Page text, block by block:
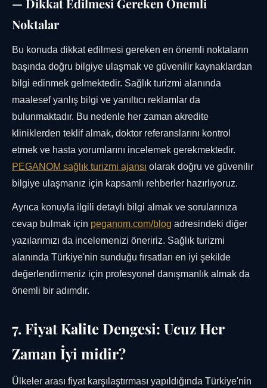
— Dikkat Edilmesi Gereken Önemli
Noktalar
Bu konuda dikkat edilmesi gereken en önemli noktaların
başında doğru bilgiye ulaşmak ve güvenilir kaynaklardan
bilgi edinmek gelmektedir. Sağlık turizmi alanında
maalesef yanlış bilgi ve yanıltıcı reklamlar da
bulunmaktadır. Bu nedenle her zaman akredite
kliniklerden teklif almak, doktor referanslarını kontrol
etmek ve hasta yorumlarını incelemek gerekmektedir.
PEGANOM sağlık turizmi ajansı olarak doğru ve güvenilir
bilgiye ulaşmanız için kapsamlı rehberler hazırlıyoruz.
Ayrıca konuyla ilgili detaylı bilgi almak ve sorularınıza
cevap bulmak için peganom.com/blog adresindeki diğer
yazılarımızı da incelemenizi öneririz. Sağlık turizmi
alanında Türkiye'nin sunduğu fırsatları en iyi şekilde
değerlendirmeniz için profesyonel danışmanlık almak da
önemli bir adımdır.
7. Fiyat Kalite Dengesi: Ucuz Her
Zaman İyi midir?
Ülkeler arası fiyat karşılaştırması yapıldığında Türkiye'nin